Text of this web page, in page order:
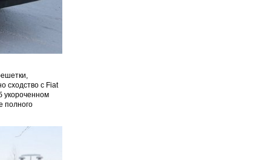
сходство с Fiat
укороченном
полного